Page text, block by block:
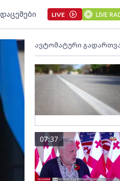
LIVE LIVE
ავტომატური
07:37